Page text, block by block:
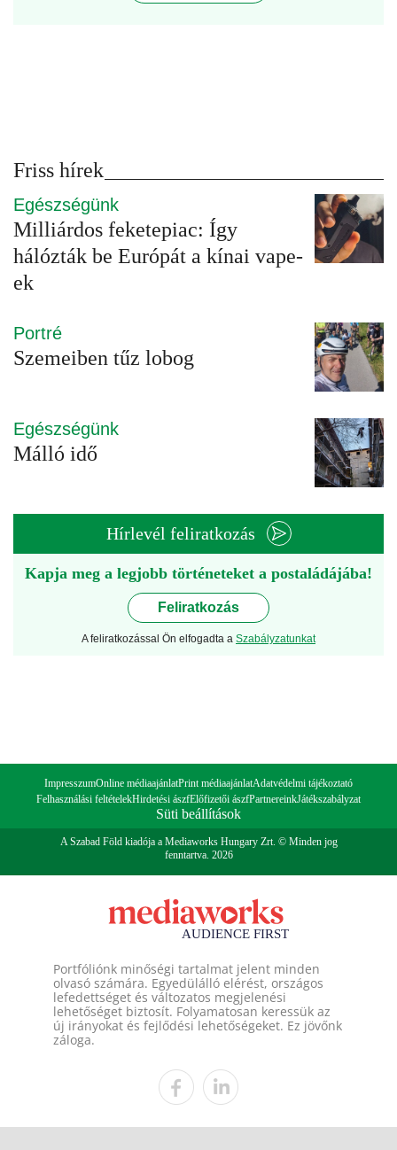
Friss hírek
Egészségünk
Milliárdos feketepiac: Így
hálózták be Európát a kínai vape-
ek
Portré
Szemeiben tűz lobog
Egészségünk
Málló idő
Hírlevél feliratkozás
Kapja meg a legjobb történeteket a postaládájába!
Feliratkozás
A feliratkozással Ön elfogadta a Szabályzatunkat
ImpresszumOnline médiaajánlatPrint médiaajánlatAdatvédelmi tájékoztató
Felhasználási feltételekHirdetési ászfElőfizetői ászfPartnereinkJátékszabályzat
Süti beállítások
A Szabad Föld kiadója a Mediaworks Hungary Zrt. © Minden jog
fenntartva. 2026
Portfóliónk minőségi tartalmat jelent minden
olvasó számára. Egyedülálló elérést, országos
lefedettséget és változatos megjelenési
lehetőséget biztosít. Folyamatosan keressük az
új irányokat és fejlődési lehetőségeket. Ez jövőnk
záloga.